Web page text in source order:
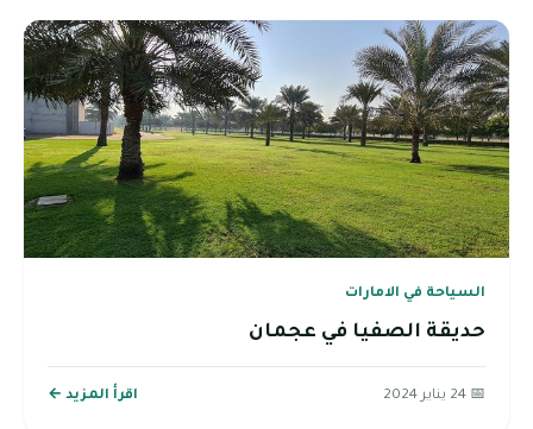
السياحة في الامارات
حديقة الصفيا في عجمان
📅 24 يناير 2024 اقرأ المزيد ←